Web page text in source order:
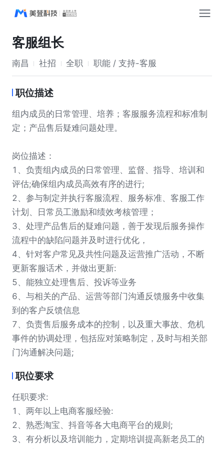
客服组长
南昌 社招 全职 职能 / 支持-客服
职位描述
组内成员的日常管理、培养；客服服务流程和标准制
定；产品售后疑难问题处理。
岗位描述：
1、负责组内成员的日常管理、监督、指导、培训和
评估;确保组内成员高效有序的进行;
2、参与制定并执行客服流程、服务标准、客服工作
计划、日常员工激励和绩效考核管理；
3、处理产品售后的疑难问题，善于发现后服务操作
流程中的缺陷问题并及时进行优化，
4、针对客户常见及共性问题及运营推广活动，不断
更新客服话术，并做出更新:
5、能独立处理售后、投诉等业务
6、与相关的产品、运营等部门沟通反馈服务中收集
到的客户反馈信息
7、负责售后服务成本的控制，以及重大事故、危机
事件的协调处理，包括应对策略制定，及时与相关部
门沟通解决问题;
职位要求
任职要求:
1、两年以上电商客服经验:
2、熟悉淘宝、抖音等各大电商平台的规则;
3、有分析以及培训能力，定期培训提高新老员工的